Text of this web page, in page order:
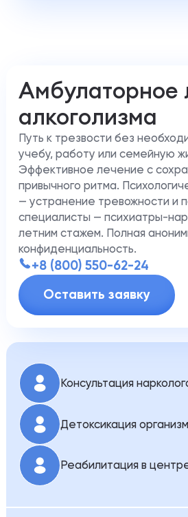
Амбулаторное
алкоголизма
Путь к трезвости без
учебу, работу или семейную
Эффективное лечение с
привычного ритма.
— устранение тревожности и
специалисты — психиатры-
летним стажем. Полная
конфиденциальность.
Оставить заявку
+8 (800) 550-62-24
Консультация
Детоксикация
Реабилитация в